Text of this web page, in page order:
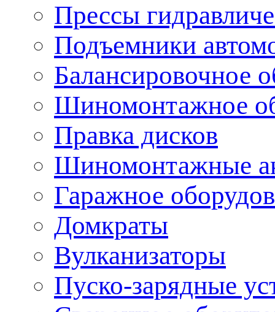
Прессы
Подъемники
Балансировочное
Шиномонтажное
Правка дисков
Шиномонтажные
Гаражное
Домкраты
Вулканизаторы
Пуско-зарядные